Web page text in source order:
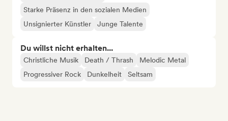
Starke Präsenz in den sozialen Medien
Unsignierter Künstler
Junge Talente
Du willst nicht erhalten...
Christliche Musik Death / Thrash
Melodic Metal
Progressiver Rock
Dunkelheit Seltsam